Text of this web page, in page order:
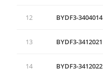
12 BYDF3-3404014
13 BYDF3-3412021
14 BYDF3-3412022